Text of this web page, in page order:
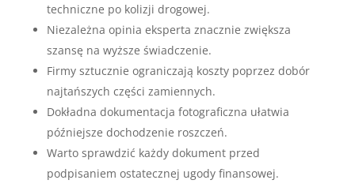
techniczne po kolizji drogowej.
Niezależna opinia eksperta znacznie zwiększa
szansę na wyższe świadczenie.
Firmy sztucznie ograniczają koszty poprzez dobór
najtańszych części zamiennych.
Dokładna dokumentacja fotograficzna ułatwia
późniejsze dochodzenie roszczeń.
Warto sprawdzić każdy dokument przed
podpisaniem ostatecznej ugody finansowej.